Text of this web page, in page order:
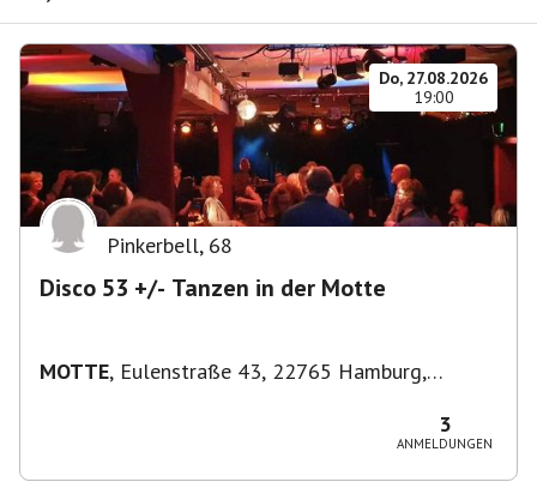
Do, 27.08.2026
19:00
Pinkerbell, 68
Disco 53 +/- Tanzen in der Motte
MOTTE, Eulenstraße 43, 22765 Hamburg,
3
ANMELDUNGEN